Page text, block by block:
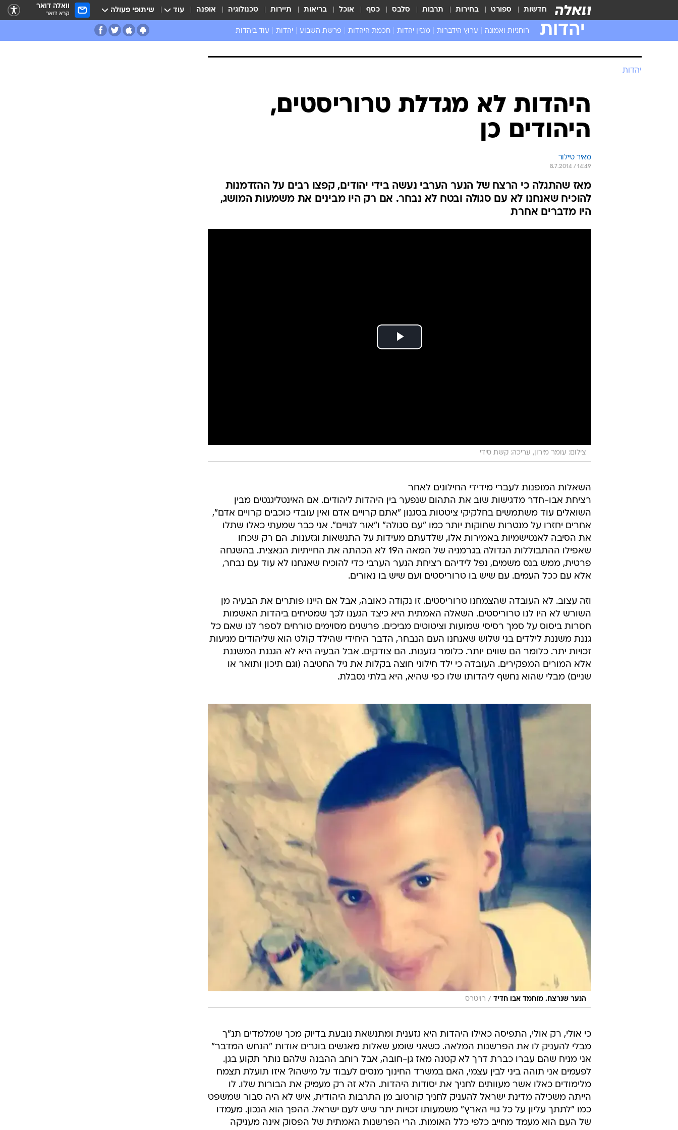
חדשות ספורט בחירות תרבות סלבס כסף אוכל בריאות תיירות טכנולוגיה אופנה עוד שיתופי פעולה וואלה דואר
קרא דואר
יהדות רוחניות ואמונה ערוץ הידברות מגזין יהדות חכמת היהדות פרשת השבוע יהדות עוד ביהדות
יהדות
היהדות לא מגדלת טרוריסטים,
היהודים כן
מאיר טיילור
8.7.2014 / 14:49
מאז שהתגלה כי הרצח של הנער הערבי נעשה בידי יהודים, קפצו רבים על ההזדמנות
להוכיח שאנחנו לא עם סגולה ובטח לא נבחר. אם רק היו מבינים את משמעות המושג,
היו מדברים אחרת
צילום: עומר מירון, עריכה: קשת סידי
השאלות המופנות לעברי מידידי החילונים לאחר
רציחת אבו-חדר מדגישות שוב את התהום שנפער בין היהדות ליהודים. אם האינטליגנטים מבין
השואלים עוד משתמשים בחלקיקי ציטטות בסגנון "אתם קרויים אדם ואין עובדי כוכבים קרויים אדם",
אחרים יחזרו על מנטרות שחוקות יותר כמו "עם סגולה" ו"אור לגויים". אני כבר שמעתי כאלו שתלו
את הסיבה לאנטישמיות באמירות אלו, שלדעתם מעידות על התנשאות וגזענות. הם רק שכחו
שאפילו ההתבוללות הגדולה בגרמניה של המאה ה19 לא הכהתה את החייתיות הנאצית. בהשגחה
פרטית, ממש בנס משמים, נפל לידיהם רציחת הנער הערבי כדי להוכיח שאנחנו לא עוד עם נבחר,
אלא עם ככל העמים. עם שיש בו טרוריסטים ועם שיש בו נאורים.
וזה עצוב. לא העובדה שהצמחנו טרוריסטים. זו נקודה כאובה, אבל אם היינו פותרים את הבעיה מן
השורש לא היו לנו טרוריסטים. השאלה האמתית היא כיצד הגענו לכך שמטיחים ביהדות האשמות
חסרות ביסוס על סמך רסיסי שמועות וציטוטים מביכים. פרשנים מסוימים טורחים לספר לנו שאם כל
גננת משננת לילדים בני שלוש שאנחנו העם הנבחר, הדבר היחידי שהילד קולט הוא שליהודים מגיעות
זכויות יתר. כלומר הם שווים יותר. כלומר גזענות. הם צודקים. אבל הבעיה היא לא הגננת המשננת
אלא המורים המפקירים. העובדה כי ילד חילוני חוצה בקלות את גיל החטיבה (וגם תיכון ותואר או
שניים) מבלי שהוא נחשף ליהדותו שלו כפי שהיא, היא בלתי נסבלת.
הנער שנרצח. מוחמד אבו חדיד / רויטרס
כי אולי, רק אולי, התפיסה כאילו היהדות היא גזענית ומתנשאת נובעת בדיוק מכך שמלמדים תנ"ך
מבלי להעניק לו את הפרשנות המלאה. כשאני שומע שאלות מאנשים בוגרים אודות "הנחש המדבר"
אני מניח שהם עברו כברת דרך לא קטנה מאז גן-חובה, אבל רוחב ההבנה שלהם נותר תקוע בגן.
לפעמים אני תוהה ביני לבין עצמי, האם במשרד החינוך מנסים לעבוד על מישהו? איזו תועלת תצמח
מלימודים כאלו אשר מעוותים לחניך את יסודות היהדות. הלא זה רק מעמיק את הבורות שלו. לו
הייתה משכילה מדינת ישראל להעניק לחניך קורטוב מן התרבות היהודית, איש לא היה סבור שמשפט
כמו "לתתך עליון על כל גויי הארץ" משמעותו זכויות יתר שיש לעם ישראל. ההפך הוא הנכון. מעמדו
של העם הוא מעמד מחייב כלפי כלל האומות. הרי הפרשנות האמתית של הפסוק אינה מעניקה